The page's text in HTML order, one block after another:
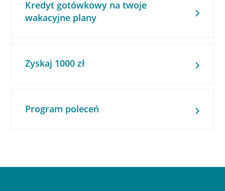
Kredyt gotówkowy na twoje
wakacyjne plany
Zyskaj 1000 zł
Program poleceń